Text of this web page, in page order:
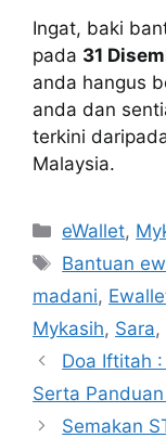
Ingat, baki
pada 31
anda hangus
anda dan
terkini
Malaysia.
Categories
eWallet,
Tags
Bantuan
madani,
Mykasih, Sara,
Doa Iftitah
Serta
Semakan